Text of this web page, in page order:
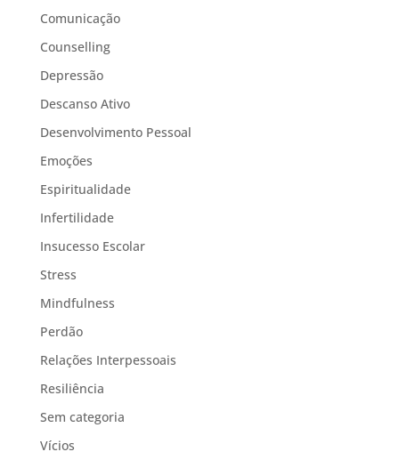
Comunicação
Counselling
Depressão
Descanso Ativo
Desenvolvimento Pessoal
Emoções
Espiritualidade
Infertilidade
Insucesso Escolar
Stress
Mindfulness
Perdão
Relações Interpessoais
Resiliência
Sem categoria
Vícios